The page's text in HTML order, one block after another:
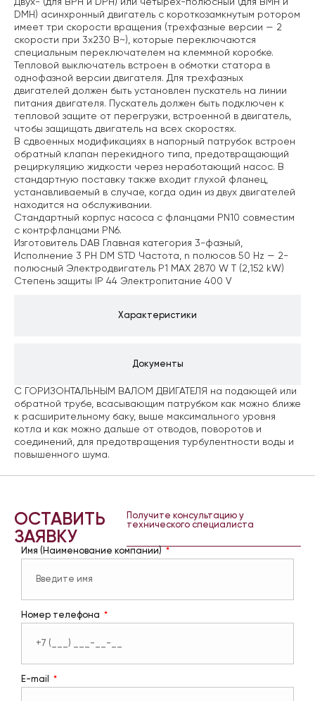
Характеристики
Документы
Двух- (для BРH и DРH) или четырех-полюсный (для BMH и
DMH) асинхронный двигатель с короткозамкнутым ротором
имеет три скорости вращения (трехфазные версии — 2
скорости при 3х230 В~), которые переключаются
специальным переключателем на клеммной коробке.
Тепловой выключатель встроен в обмотки статора в
однофазной версии двигателя. Для трехфазных
двигателей должен быть установлен пускатель на линии
питания двигателя. Пускатель должен быть подключен к
тепловой защите от перегрузки, встроенной в двигатель,
чтобы защищать двигатель на всех скоростях.
В сдвоенных модификациях в напорный патрубок встроен
обратный клапан перекидного типа, предотвращающий
рециркуляцию жидкости через неработающий насос. В
стандартную поставку также входит глухой фланец,
устанавливаемый в случае, когда один из двух двигателей
находится на обслуживании.
Стандартный корпус насоса с фланцами PN10 совместим
с контрфланцами PN6.
Изготовитель DAB
Главная категория 3-фазный,
Исполнение 3 PH DM STD Частота, n полюсов 50 Hz — 2-
полюсный Электродвигатель P1 MAX 2870 W T (2,152 kW)
Степень защиты IP 44 Электропитание 400 V
С ГОРИЗОНТАЛЬНЫМ ВАЛОМ ДВИГАТЕЛЯ на подающей или
обратной трубе, всасывающим патрубком как можно ближе
к расширительному баку, выше максимального уровня
котла и как можно дальше от отводов, поворотов и
соединений, для предотвращения турбулентности воды и
повышенного шума.
ОСТАВИТЬ
ЗАЯВКУ
Получите консультацию у
технического специалиста
Имя (Наименование компании)
Номер телефона
E-mail